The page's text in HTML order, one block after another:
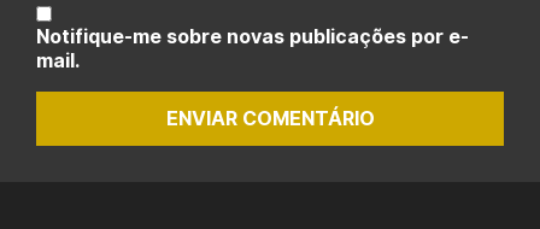
Notifique-me sobre novas publicações por e-
mail.
ENVIAR COMENTÁRIO